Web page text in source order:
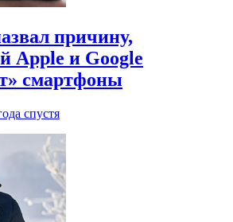
причину,
Apple и Google
смартфоны
спустя